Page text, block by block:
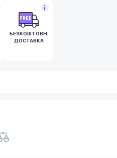
БЕЗКОШТОВНА
ДОСТАВКА